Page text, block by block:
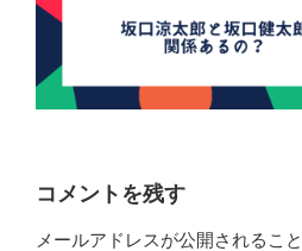
コメントを残す
メールアドレスが公開されるこ